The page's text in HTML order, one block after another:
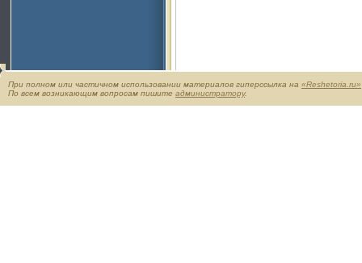
При полном или частичном использовании материалов гиперссылка на «Reshetoria.ru»
По всем возникающим вопросам пишите администратору.